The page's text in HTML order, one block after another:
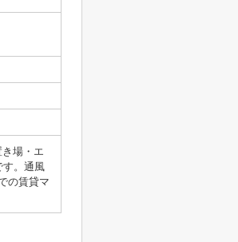
場・エ
す。通風
の賃貸マ